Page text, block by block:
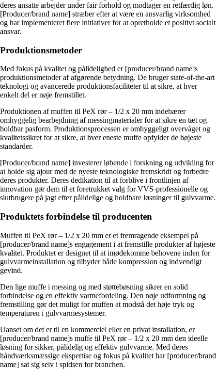
deres ansatte arbejder under fair forhold og modtager en retfærdig løn.
[Producer/brand name] stræber efter at være en ansvarlig virksomhed
og har implementeret flere initiativer for at opretholde et positivt socialt
ansvar.
Produktionsmetoder
Med fokus på kvalitet og pålidelighed er [producer/brand name]s
produktionsmetoder af afgørende betydning. De bruger state-of-the-art
teknologi og avancerede produktionsfaciliteter til at sikre, at hver
enkelt del er nøje fremstillet.
Produktionen af muffen til PeX rør – 1/2 x 20 mm indebærer
omhyggelig bearbejdning af messingmaterialer for at sikre en tæt og
holdbar pasform. Produktionsprocessen er omhyggeligt overvåget og
kvalitetssikret for at sikre, at hver eneste muffe opfylder de højeste
standarder.
[Producer/brand name] investerer løbende i forskning og udvikling for
at holde sig ajour med de nyeste teknologiske fremskridt og forbedre
deres produkter. Deres dedikation til at forblive i frontlinjen af
innovation gør dem til et foretrukket valg for VVS-professionelle og
slutbrugere på jagt efter pålidelige og holdbare løsninger til gulvvarme.
Produktets forbindelse til producenten
Muffen til PeX rør – 1/2 x 20 mm er et fremragende eksempel på
[producer/brand name]s engagement i at fremstille produkter af højeste
kvalitet. Produktet er designet til at imødekomme behovene inden for
gulvvarmeinstallation og tilbyder både kompression og indvendigt
gevind.
Den lige muffe i messing og med støttebøsning sikrer en solid
forbindelse og en effektiv varmefordeling. Den nøje udformning og
fremstilling gør det muligt for muffen at modstå det høje tryk og
temperaturen i gulvvarmesystemer.
Uanset om det er til en kommerciel eller en privat installation, er
[producer/brand name]s muffe til PeX rør – 1/2 x 20 mm den ideelle
løsning for sikker, pålidelig og effektiv gulvvarme. Med deres
håndværksmæssige ekspertise og fokus på kvalitet har [producer/brand
name] sat sig selv i spidsen for branchen.